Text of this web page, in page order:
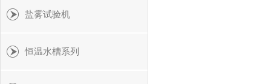
盐雾试验机
恒温水槽系列